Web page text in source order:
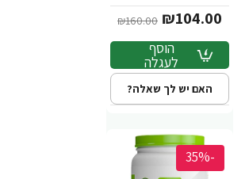
MusclePharm
₪104.00
₪160.00
הוסף
לעגלה
האם יש לך שאלה?
-35%